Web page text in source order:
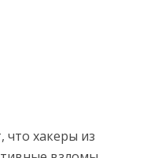
что хакеры из